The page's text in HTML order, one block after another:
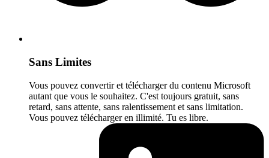
Sans Limites
Vous pouvez convertir et télécharger du contenu Microsoft
autant que vous le souhaitez. C'est toujours gratuit, sans
retard, sans attente, sans ralentissement et sans limitation.
Vous pouvez télécharger en illimité. Tu es libre.